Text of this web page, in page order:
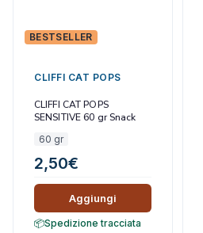
BESTSELLER
CLIFFI CAT POPS
CLIFFI CAT POPS
SENSITIVE 60 gr Snack
60 gr
2,50€
Aggiungi
Spedizione tracciata